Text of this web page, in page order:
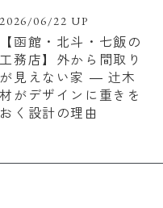
2026/06/22 UP
【函館・北斗・七飯の
工務店】外から間取り
が見えない家 ― 辻木
材がデザインに重きを
おく設計の理由